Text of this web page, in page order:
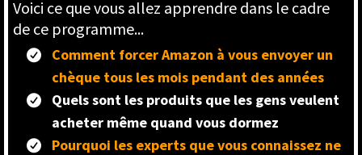
Voici ce que vous allez apprendre dans le cadre
de ce programme...
Comment forcer Amazon à vous envoyer un
chèque tous les mois pendant des années
Quels sont les produits que les gens veulent
acheter même quand vous dormez
Pourquoi les experts que vous connaissez ne